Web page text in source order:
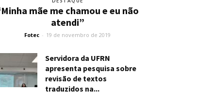
mãe me chamou e eu não
atendi”
Fotec - 19 de novembro de 2019
Servidora da UFRN
apresenta pesquisa sobre
revisão de textos
traduzidos na...